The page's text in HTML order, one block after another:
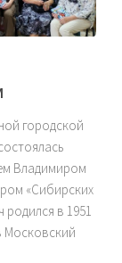
городской
Владимиром
«Сибирских
в 1951
Московский